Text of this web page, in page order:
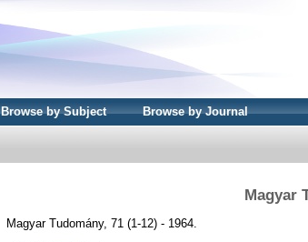
Browse by Subject Browse by Journal
Magyar
Magyar Tudomány, 71 (1-12) - 1964.